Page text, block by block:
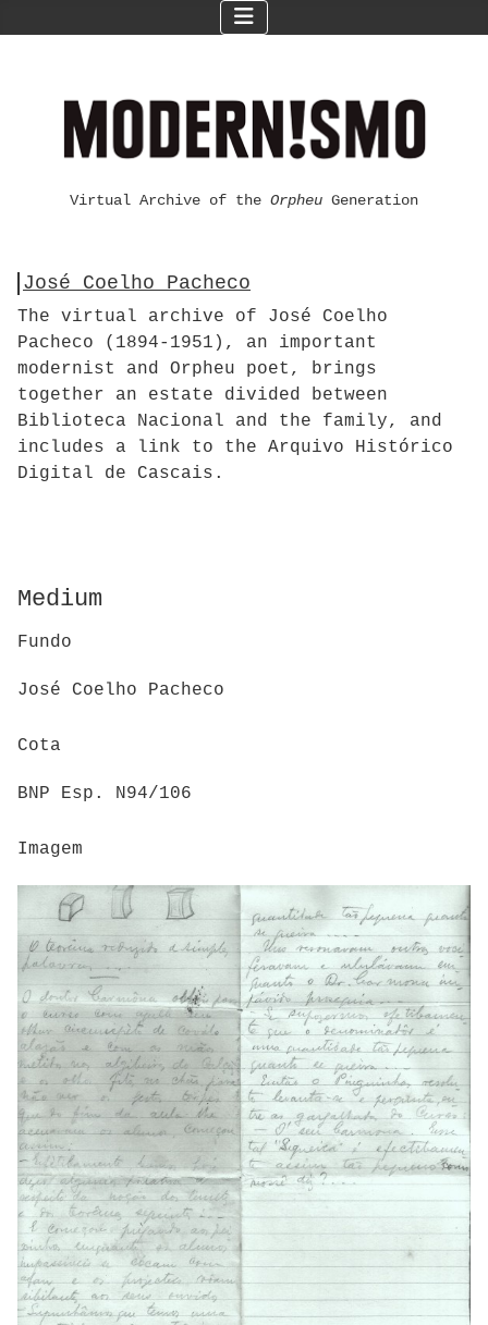
Virtual Archive of the Orpheu Generation
José Coelho Pacheco
The virtual archive of José Coelho
Pacheco (1894-1951), an important
modernist and Orpheu poet, brings
together an estate divided between
Biblioteca Nacional and the family, and
includes a link to the Arquivo Histórico
Digital de Cascais.
Medium
Fundo
José Coelho Pacheco
Cota
BNP Esp. N94/106
Imagem